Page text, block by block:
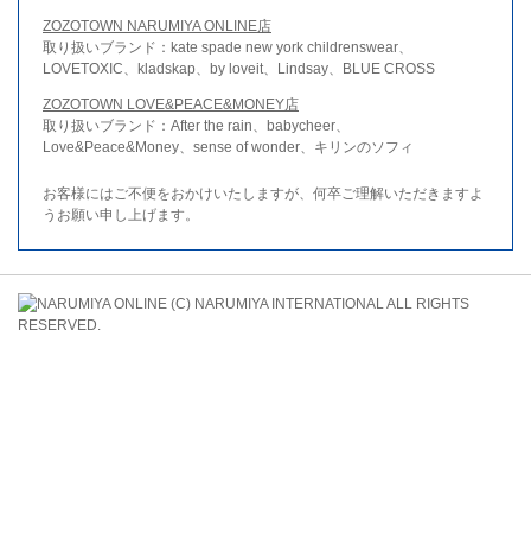
ZOZOTOWN NARUMIYA ONLINE店
取り扱いブランド：kate spade new york childrenswear、
LOVETOXIC、kladskap、by loveit、Lindsay、BLUE CROSS
ZOZOTOWN LOVE&PEACE&MONEY店
取り扱いブランド：After the rain、babycheer、
Love&Peace&Money、sense of wonder、キリンのソフィ
お客様にはご不便をおかけいたしますが、何卒ご理解いただきますよ
うお願い申し上げます。